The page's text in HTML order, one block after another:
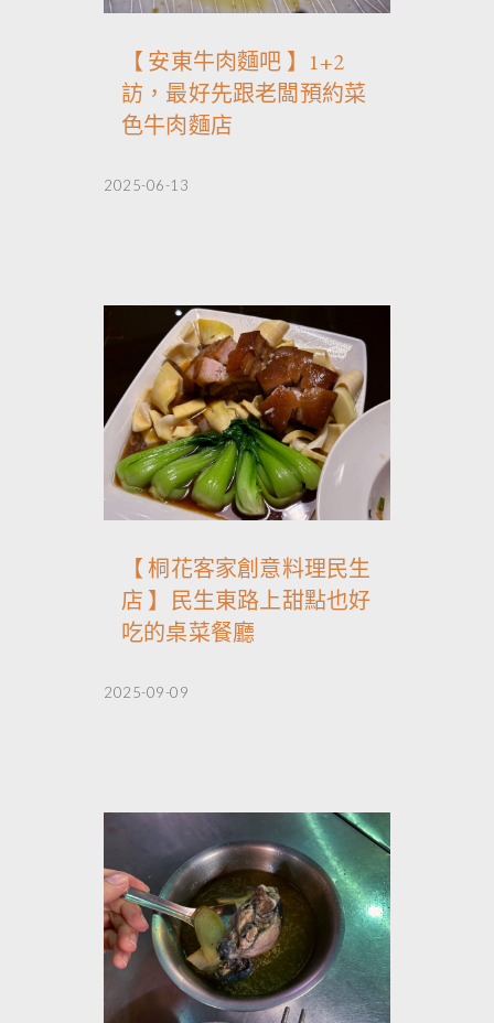
【 安東牛肉麵吧 】1+2
訪，最好先跟老闆預約菜
色牛肉麵店
2025-06-13
【 桐花客家創意料理民生
店 】民生東路上甜點也好
吃的桌菜餐廳
2025-09-09